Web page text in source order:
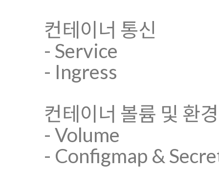
컨테이너 통신
- Service
- Ingress
컨테이너 볼륨 및 환
- Volume
- Configmap &